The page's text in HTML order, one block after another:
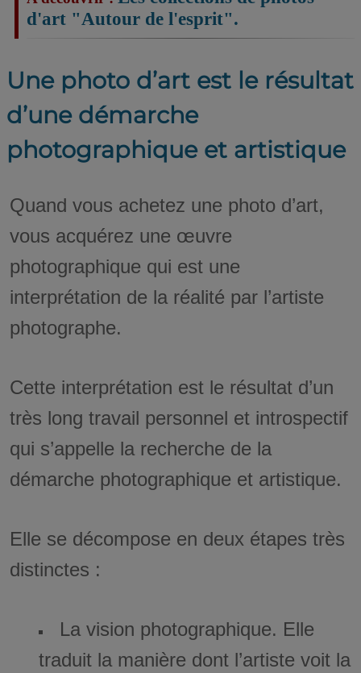
d'art "Autour de l'esprit".
Une photo d’art est le résultat
d’une démarche
photographique et artistique
Quand vous achetez une photo d’art,
vous acquérez une œuvre
photographique qui est une
interprétation de la réalité par l’artiste
photographe.
Cette interprétation est le résultat d’un
très long travail personnel et introspectif
qui s’appelle la recherche de la
démarche photographique et artistique.
Elle se décompose en deux étapes très
distinctes :
La vision photographique. Elle
traduit la manière dont l’artiste voit la